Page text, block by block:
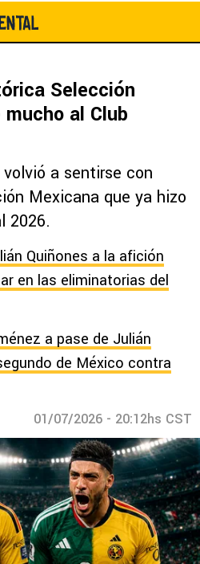
Selección
al Club
a sentirse con
Mexicana que ya hizo
2026.
Quiñones a la afición
en las eliminatorias del
a pase de Julián
de México contra
01/07/2026 - 20:12hs CST